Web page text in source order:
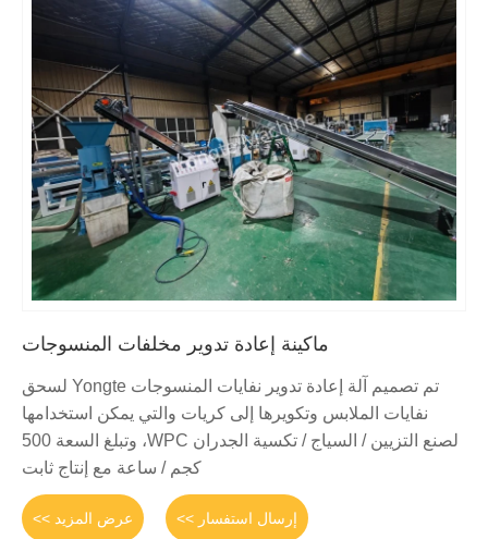
ماكينة إعادة تدوير مخلفات المنسوجات
تم تصميم آلة إعادة تدوير نفايات المنسوجات Yongte لسحق
نفايات الملابس وتكويرها إلى كريات والتي يمكن استخدامها
لصنع التزيين / السياج / تكسية الجدران WPC، وتبلغ السعة 500
كجم / ساعة مع إنتاج ثابت
عرض المزيد >> إرسال استفسار >>